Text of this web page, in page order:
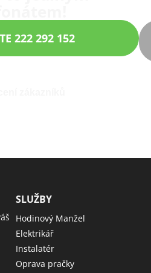
222 292 152
SLUŽBY
Hodinový Manžel
Elektrikář
Instalatér
Oprava pračky